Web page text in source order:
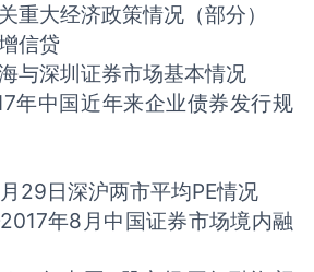
重大经济政策情况（部分）
信贷
与深圳证券市场基本情况
年中国近年来企业债券发行规
29日深沪两市平均PE情况
年8月中国证券市场境内融